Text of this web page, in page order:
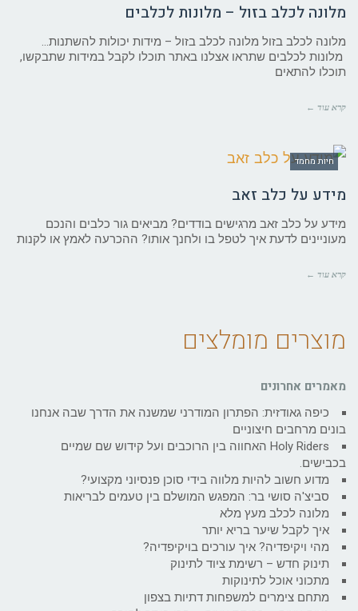
מלונה לכלב בזול – מלונות לכלבים
מלונה לכלב בזול מלונה לכלב בזול – מידות יכולות להשתנות…
מלונות לכלבים שתראו אצלנו באתר תוכלו לקבל במידות שתבקשו,
תוכלו להתאים
קרא עוד ←
חיות מחמד
מידע על כלב זאב
מידע על כלב זאב מרגישים בודדים? מביאים גור כלבים והנכם
מעוניינים לדעת איך לטפל בו ולחנך אותו? ההכרעה לאמץ או לקנות
קרא עוד ←
מוצרים מומלצים
מאמרים אחרונים
כיפה גאודזית: הפתרון המודרני שמשנה את הדרך שבה אנחנו
בונים מרחבים חיצוניים
Holy Riders האחווה בין הרוכבים ועל קידוש שם שמיים
בכבישים.
מדוע חשוב להיות מלווה בידי סוכן פנסיוני מקצועי?
סביצ'ה סושי בר: המפגש המושלם בין טעמים לבריאות
מלונה לכלב מעץ מלא
איך לקבל שיער בריא יותר
מהי ויקיפדיה? איך עורכים בויקיפדיה?
תינוק חדש – רשימת ציוד לתינוק
מתכוני אוכל לתינוקות
מתחם צימרים למשפחות דתיות בצפון